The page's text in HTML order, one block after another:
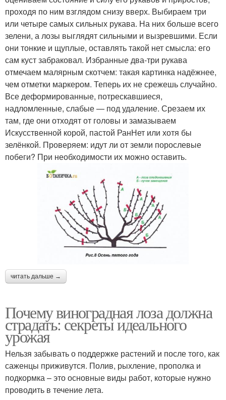
проходя по ним взглядом снизу вверх. Выбираем три
или четыре самых сильных рукава. На них больше всего
зелени, а лозы выглядят сильными и вызревшими. Если
они тонкие и щуплые, оставлять такой нет смысла: его
сам куст забраковал. Избранные два-три рукава
отмечаем малярным скотчем: такая картинка надёжнее,
чем отметки маркером. Теперь их не срежешь случайно.
Все деформированные, потрескавшиеся,
надломленные, слабые — под удаление. Срезаем их
там, где они отходят от головы и замазываем
Искусственной корой, пастой РанНет или хотя бы
зелёнкой. Проверяем: идут ли от земли порослевые
побеги? При необходимости их можно оставить.
читать дальше →
Почему виноградная лоза должна
страдать: секреты идеального
урожая
Нельзя забывать о поддержке растений и после того, как
саженцы приживутся. Полив, рыхление, прополка и
подкормка – это основные виды работ, которые нужно
проводить в течение лета.